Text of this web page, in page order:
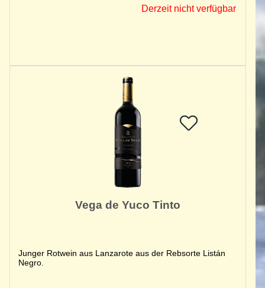
Derzeit nicht verfügbar
Vega de Yuco Tinto
Junger Rotwein aus Lanzarote aus der Rebsorte Listán
Negro.